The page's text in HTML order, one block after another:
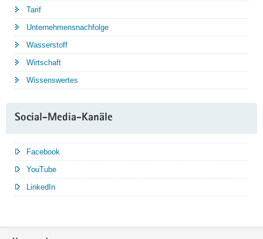
Tarif
Unternehmensnachfolge
Wasserstoff
Wirtschaft
Wissenswertes
Social-Media-Kanäle
Facebook
YouTube
LinkedIn
Service